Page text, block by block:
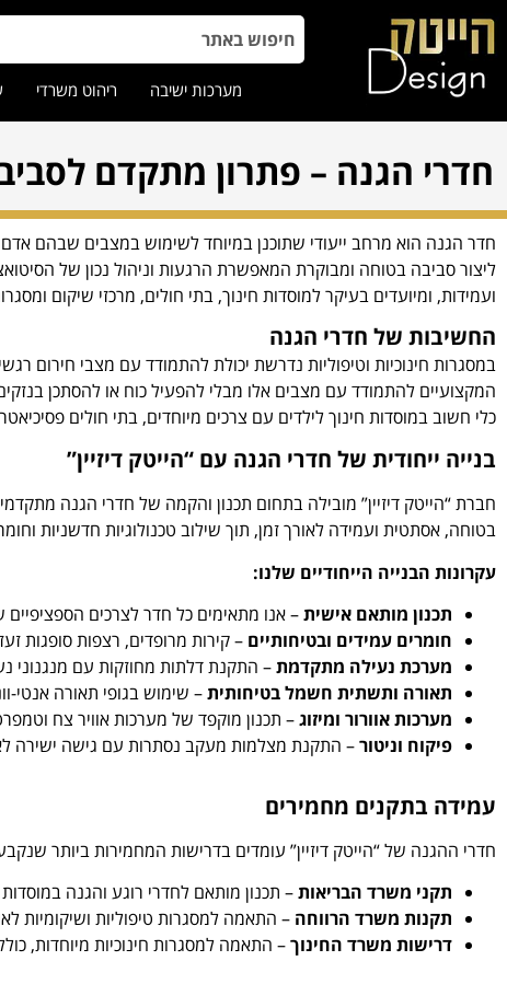
מערכות ישיבה ריהוט משרדי
חדרי הגנה – פתרון מתקדם
חדר הגנה הוא מרחב ייעודי שתוכנן במיוחד לשימוש במצבים שבהם
ליצור סביבה בטוחה ומבוקרת המאפשרת הרגעות וניהול נכון של
ועמידות, ומיועדים בעיקר למוסדות חינוך, בתי חולים, מרכזי שיקום
החשיבות של חדרי הגנה
במסגרות חינוכיות וטיפוליות נדרשת יכולת להתמודד עם מצבי חירום
המקצועיים להתמודד עם מצבים אלו מבלי להפעיל כוח או להסתכן
כלי חשוב במוסדות חינוך לילדים עם צרכים מיוחדים, בתי חולים
בנייה ייחודית של חדרי הגנה עם “הייטק דיזיין”
חברת “הייטק דיזיין” מובילה בתחום תכנון והקמה של חדרי הגנה
בטוחה, אסתטית ועמידה לאורך זמן, תוך שילוב טכנולוגיות חדשניות
עקרונות הבנייה הייחודיים שלנו:
תכנון מותאם אישית– אנו מתאימים כל חדר לצרכים
חומרים עמידים ובטיחותיים – קירות מרופדים, רצפות סופגות
מערכת נעילה מתקדמת– התקנת דלתות מחוזקות עם מנגנוני
תאורה ותשתית חשמל בטיחותית– שימוש בגופי תאורה
מערכות אוורור ומיזוג– תכנון מוקפד של מערכות אוויר צח
פיקוח וניטור– התקנת מצלמות מעקב נסתרות עם גישה ישירה
עמידה בתקנים מחמירים
חדרי ההגנה של “הייטק דיזיין” עומדים בדרישות המחמירות ביותר
תקני משרד הבריאות– תכנון מותאם לחדרי רוגע והגנה במוסדות
תקנות משרד הרווחה – התאמה למסגרות טיפוליות ושיקומיות
דרישות משרד החינוך– התאמה למסגרות חינוכיות מיוחדות,